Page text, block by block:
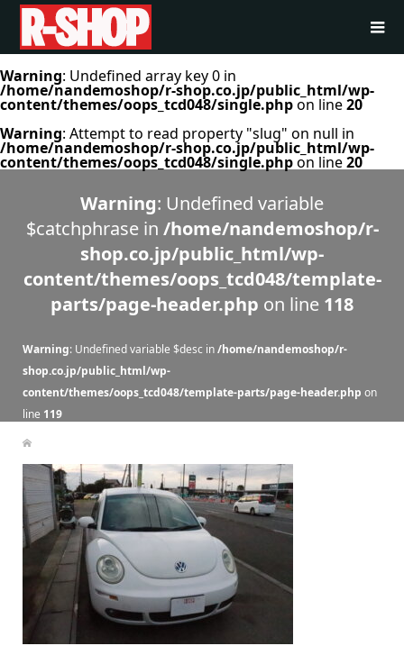
Warning: Undefined array key 0 in
/home/nandemoshop/r-shop.co.jp/public_html/wp-
content/themes/oops_tcd048/single.phpon line20
Warning: Attempt to read property "slug" on null in
/home/nandemoshop/r-shop.co.jp/public_html/wp-
content/themes/oops_tcd048/single.phpon line20
Warning: Undefined variable
$catchphrase in /home/nandemoshop/r-
shop.co.jp/public_html/wp-
content/themes/oops_tcd048/template-
parts/page-header.php on line 118
Warning: Undefined variable $desc in/home/nandemoshop/r-
shop.co.jp/public_html/wp-
content/themes/oops_tcd048/template-parts/page-header.php on
line 119